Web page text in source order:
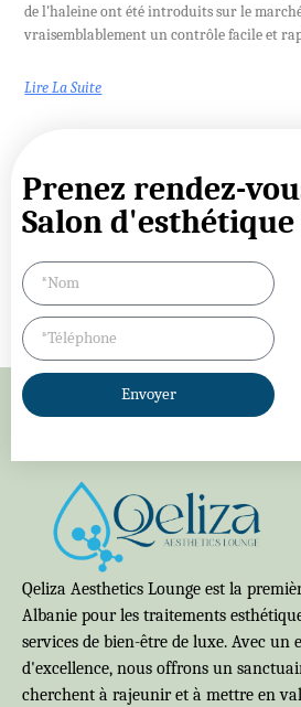
de l'haleine ont été introduits sur le
vraisemblablement un contrôle facile et
Lire La Suite
Prenez rendez-
Salon d'esthétique
Envoyer
Qeliza Aesthetics Lounge est la
Albanie pour les traitements
services de bien-être de luxe. Avec un
d'excellence, nous offrons un
cherchent à rajeunir et à mettre en